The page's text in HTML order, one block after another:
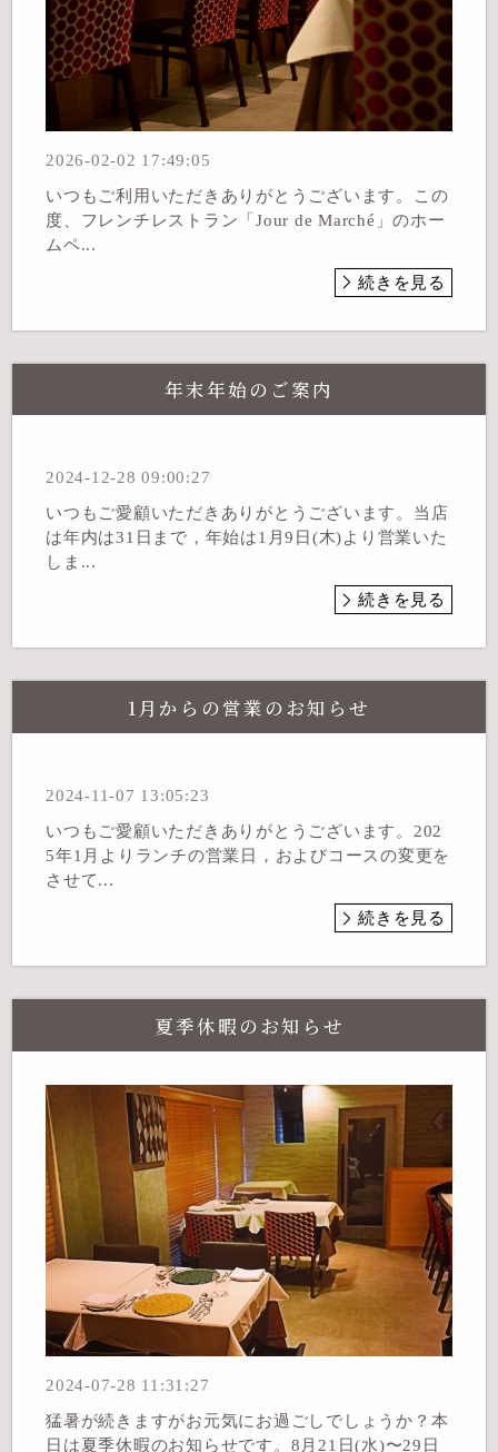
2026-02-02 17:49:05
いつもご利用いただきありがとうございます。この
度、フレンチレストラン「Jour de Marché」のホー
ムペ...
続きを見る
年末年始のご案内
2024-12-28 09:00:27
いつもご愛顧いただきありがとうございます。当店
は年内は31日まで，年始は1月9日(木)より営業いた
しま...
続きを見る
1月からの営業のお知らせ
2024-11-07 13:05:23
いつもご愛顧いただきありがとうございます。202
5年1月よりランチの営業日，およびコースの変更を
させて...
続きを見る
夏季休暇のお知らせ
2024-07-28 11:31:27
猛暑が続きますがお元気にお過ごしでしょうか？本
日は夏季休暇のお知らせです。8月21日(水)〜29日